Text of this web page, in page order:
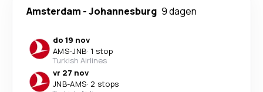
Amsterdam -Johannesburg 9 dagen
do 19 nov
AMS-JNB· 1 stop
Turkish Airlines
vr 27 nov
JNB-AMS· 2 stops